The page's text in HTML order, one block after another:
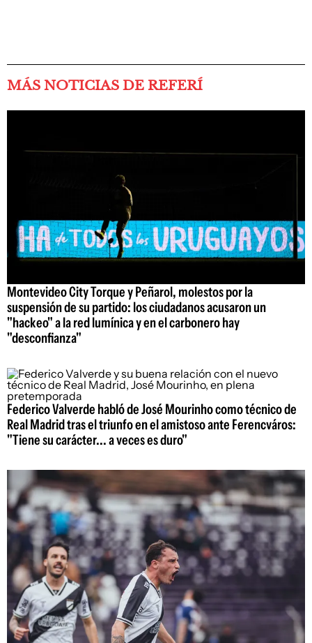
MÁS NOTICIAS DE REFERÍ
Montevideo City Torque y Peñarol, molestos por la
suspensión de su partido: los ciudadanos acusaron un
"hackeo" a la red lumínica y en el carbonero hay
"desconfianza"
Federico Valverde habló de José Mourinho como técnico de
Real Madrid tras el triunfo en el amistoso ante Ferencváros:
"Tiene su carácter... a veces es duro"